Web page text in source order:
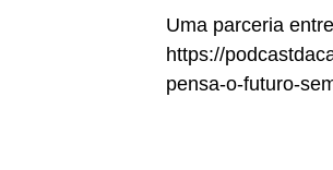
Uma parceria
https://
pensa-o-futuro-